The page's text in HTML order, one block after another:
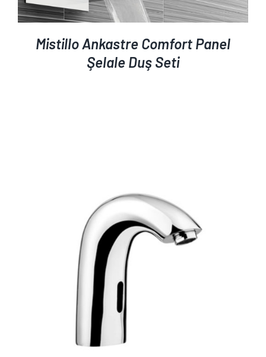
Mistillo Ankastre Comfort Panel
Şelale Duş Seti
AYRINTILAR